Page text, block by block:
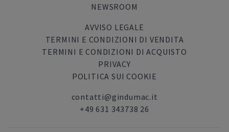
NEWSROOM
AVVISO LEGALE
TERMINI E CONDIZIONI DI VENDITA
TERMINI E CONDIZIONI DI ACQUISTO
PRIVACY
POLITICA SUI COOKIE
contatti@gindumac.it
+49 631 343738 26